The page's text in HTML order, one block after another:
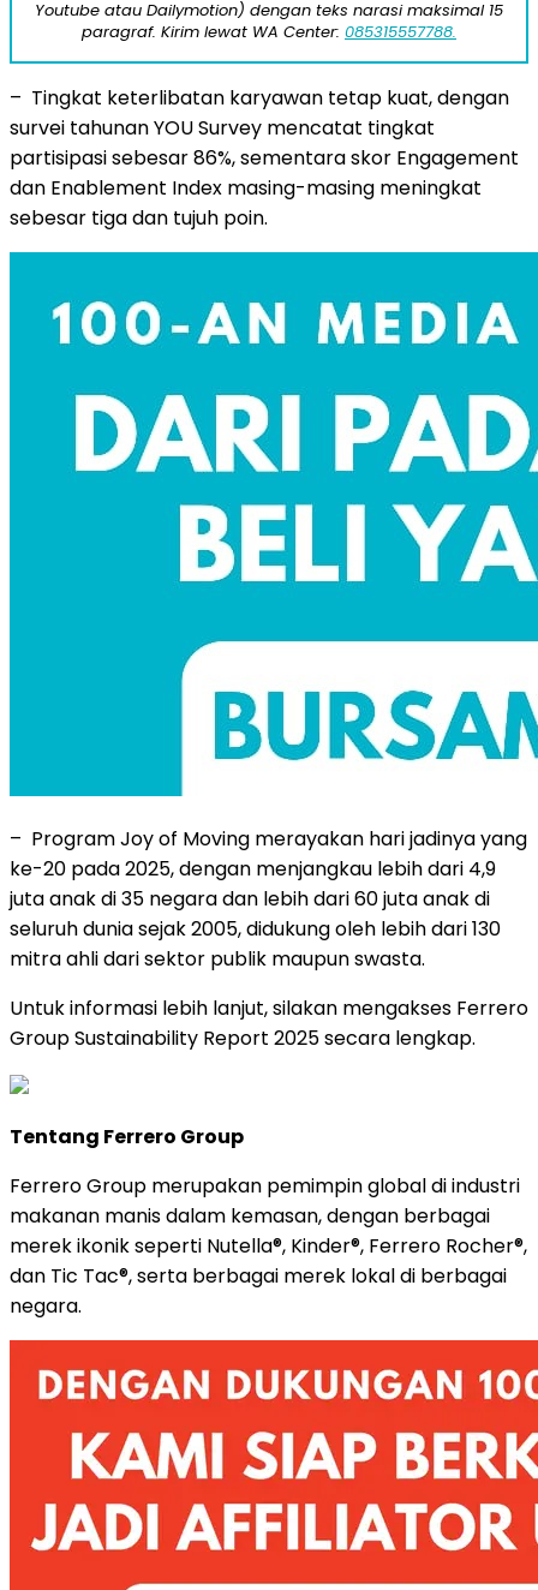
Youtube atau Dailymotion) dengan teks narasi maksimal 15
paragraf. Kirim lewat WA Center: 085315557788.
– Tingkat keterlibatan karyawan tetap kuat, dengan
survei tahunan YOU Survey mencatat tingkat
partisipasi sebesar 86%, sementara skor Engagement
dan Enablement Index masing-masing meningkat
sebesar tiga dan tujuh poin.
– Program Joy of Moving merayakan hari jadinya yang
ke-20 pada 2025, dengan menjangkau lebih dari 4,9
juta anak di 35 negara dan lebih dari 60 juta anak di
seluruh dunia sejak 2005, didukung oleh lebih dari 130
mitra ahli dari sektor publik maupun swasta.
Untuk informasi lebih lanjut, silakan mengakses Ferrero
Group Sustainability Report 2025 secara lengkap.
Tentang Ferrero Group
Ferrero Group merupakan pemimpin global di industri
makanan manis dalam kemasan, dengan berbagai
merek ikonik seperti Nutella®, Kinder®, Ferrero Rocher®,
dan Tic Tac®, serta berbagai merek lokal di berbagai
negara.